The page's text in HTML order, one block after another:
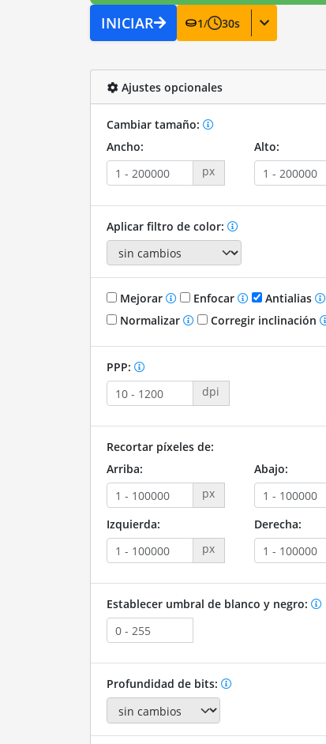
INICIAR 1/ 30s
Ajustes opcionales
Cambiar tamaño:
Ancho:
px
Alto:
Aplicar filtro de color:
Mejorar Enfocar Antialias
Normalizar
Corregir inclinación
PPP:
dpi
Recortar píxeles de:
Arriba:
px
Abajo:
Izquierda:
px
Derecha:
Establecer umbral de blanco y negro:
Profundidad de bits: